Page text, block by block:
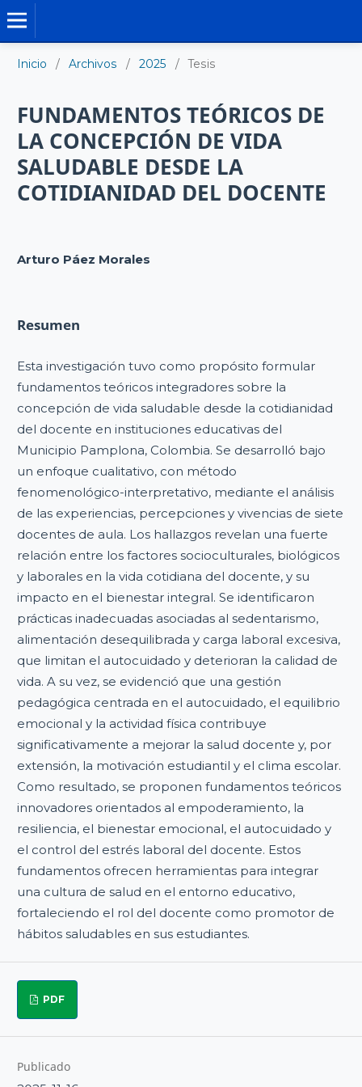
Inicio / Archivos / 2025 / Tesis
FUNDAMENTOS TEÓRICOS DE
LA CONCEPCIÓN DE VIDA
SALUDABLE DESDE LA
COTIDIANIDAD DEL DOCENTE
Arturo Páez Morales
Resumen
Esta investigación tuvo como propósito formular
fundamentos teóricos integradores sobre la
concepción de vida saludable desde la cotidianidad
del docente en instituciones educativas del
Municipio Pamplona, Colombia. Se desarrolló bajo
un enfoque cualitativo, con método
fenomenológico-interpretativo, mediante el análisis
de las experiencias, percepciones y vivencias de siete
docentes de aula. Los hallazgos revelan una fuerte
relación entre los factores socioculturales, biológicos
y laborales en la vida cotidiana del docente, y su
impacto en el bienestar integral. Se identificaron
prácticas inadecuadas asociadas al sedentarismo,
alimentación desequilibrada y carga laboral excesiva,
que limitan el autocuidado y deterioran la calidad de
vida. A su vez, se evidenció que una gestión
pedagógica centrada en el autocuidado, el equilibrio
emocional y la actividad física contribuye
significativamente a mejorar la salud docente y, por
extensión, la motivación estudiantil y el clima escolar.
Como resultado, se proponen fundamentos teóricos
innovadores orientados al empoderamiento, la
resiliencia, el bienestar emocional, el autocuidado y
el control del estrés laboral del docente. Estos
fundamentos ofrecen herramientas para integrar
una cultura de salud en el entorno educativo,
fortaleciendo el rol del docente como promotor de
hábitos saludables en sus estudiantes.
PDF
Publicado